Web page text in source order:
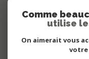
Comme
utilise
On aimerait vous
votre